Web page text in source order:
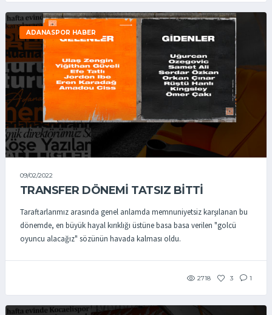
ADANASPOR HABER
09/02/2022
TRANSFER DÖNEMİ TATSIZ BİTTİ
Taraftarlarımız arasında genel anlamda memnuniyetsiz karşılanan bu
dönemde, en büyük hayal kırıklığı üstüne basa basa verilen "golcü
oyuncu alacağız" sözünün havada kalması oldu.
2718 3 1